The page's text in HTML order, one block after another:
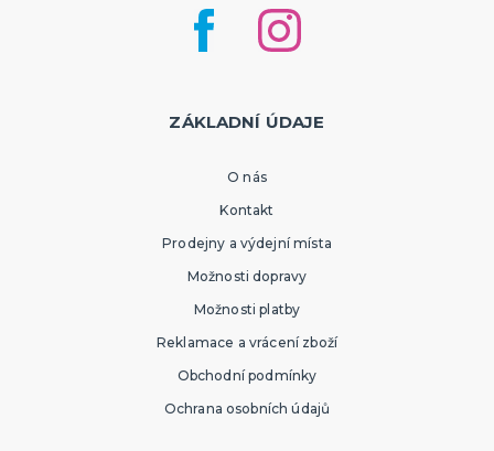
ZÁKLADNÍ ÚDAJE
O nás
Kontakt
Prodejny a výdejní místa
Možnosti dopravy
Možnosti platby
Reklamace a vrácení zboží
Obchodní podmínky
Ochrana osobních údajů